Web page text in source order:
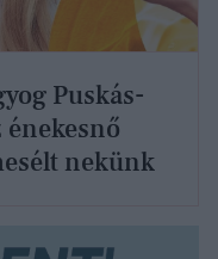
Puskás-
nekünk